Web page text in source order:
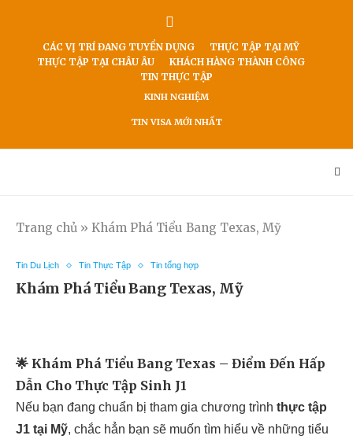
CÁC VỊ TRÍ ĐANG TUYỂN DỤNG
THỰC TẬP TẠI MỸ
THỰC TẬP TẠI CHÂU ÂU
KHÁCH HÀNG THÀNH CÔNG
TIN THỰC TẬP
KINH NGHIỆM
TIN VISA MỚI NHẤT
Trang chủ » Khám Phá Tiểu Bang Texas, Mỹ
Tin Du Lịch Tin Thực Tập Tin tổng hợp
Khám Phá Tiểu Bang Texas, Mỹ
🌟 Khám Phá Tiểu Bang Texas – Điểm Đến Hấp
Dẫn Cho Thực Tập Sinh J1
Nếu bạn đang chuẩn bị tham gia chương trình thực tập
J1 tại Mỹ, chắc hẳn bạn sẽ muốn tìm hiểu về những tiểu